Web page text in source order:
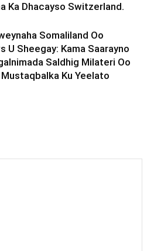
Ka Dhacayso Switzerland.
Somaliland Oo
U Sheegay: Kama Saarayno
Saldhig Milateri Oo
Mustaqbalka Ku Yeelato